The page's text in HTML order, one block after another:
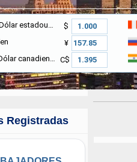
estadounidense $
¥
canadiense C$
Registradas